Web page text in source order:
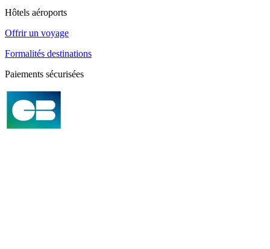
Hôtels aéroports
Offrir un voyage
Formalités destinations
Paiements sécurisées